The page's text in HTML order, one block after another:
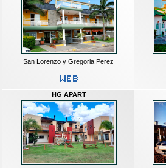
San Lorenzo y Gregoria Perez
HG APART